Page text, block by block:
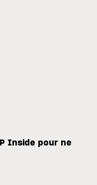
Inside pour ne